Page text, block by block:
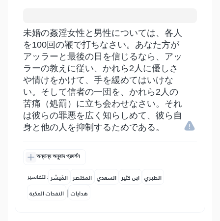
未婚の姦淫女性と男性については、各人
を100回の鞭で打ちなさい。あなた方が
アッラーと最後の日を信じるなら、アッ
ラーの教えに従い、かれら2人に優しさ
や情けをかけて、手を緩めてはいけな
い。そして信者の一団を、かれら2人の
苦痛（処罰）に立ち会わせなさい。それ
は彼らの罪悪を広く知らしめて、彼ら自
身と他の人を抑制するためである。
অন্যান্য অনুবাদ প্রদর্শন
التفاسير: المُيسَّر المختصر السعدي ابن كثير الطبري
النفحات المكية | هدايات